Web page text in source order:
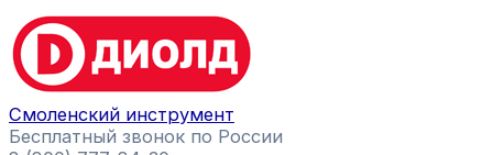
Перейти
к
содержимому
Смоленский инструмент
Бесплатный звонок по России
Поиск
товаров